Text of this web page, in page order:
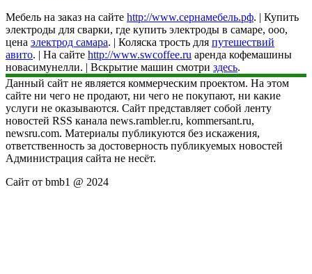
Мебель на заказ на сайте http://www.сернамебель.рф. | Купить
электроды для сварки, где купить электроды в самаре, ооо,
цена электрод самара. | Коляска трость для путешествий
авито. | На сайте http://www.swcoffee.ru аренда кофемашины
новасимунелли. | Вскрытие машин смотри здесь.
Данный сайт не является коммерческим проектом. На этом
сайте ни чего не продают, ни чего не покупают, ни какие
услуги не оказываются. Сайт представляет собой ленту
новостей RSS канала news.rambler.ru, kommersant.ru,
newsru.com. Материалы публикуются без искажения,
ответственность за достоверность публикуемых новостей
Администрация сайта не несёт.
Сайт от bmb1 @ 2024